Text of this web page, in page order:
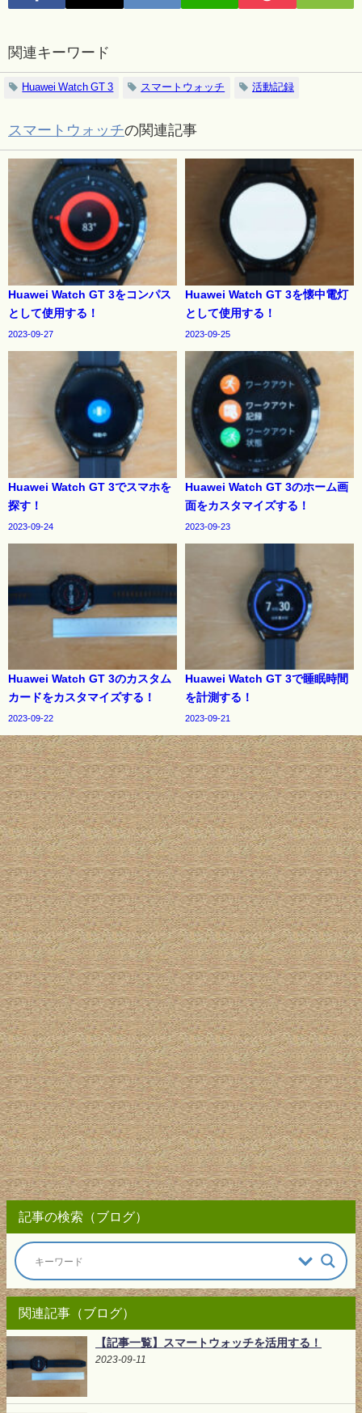
関連キーワード
Huawei Watch GT 3 スマートウォッチ 活動記録
スマートウォッチの関連記事
Huawei Watch GT 3をコンパス
として使用する！
2023-09-27
Huawei Watch GT 3を懐中電灯
として使用する！
2023-09-25
Huawei Watch GT 3でスマホを
探す！
2023-09-24
Huawei Watch GT 3のホーム画
面をカスタマイズする！
2023-09-23
Huawei Watch GT 3のカスタム
カードをカスタマイズする！
2023-09-22
Huawei Watch GT 3で睡眠時間
を計測する！
2023-09-21
記事の検索（ブログ）
関連記事（ブログ）
【記事一覧】スマートウォッチを活用する！
2023-09-11